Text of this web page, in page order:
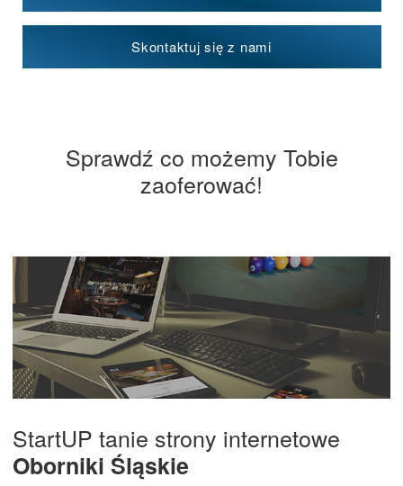
Skontaktuj się z nami
Sprawdź co możemy Tobie
zaoferować!
StartUP tanie strony internetowe
Oborniki Śląskie